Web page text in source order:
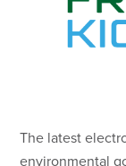
The latest
environmental